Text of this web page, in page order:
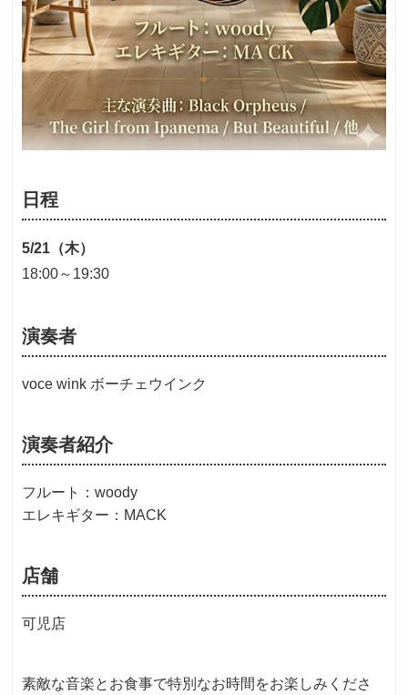
日程
5/21（木）
18:00～19:30
演奏者
voce wink ボーチェウインク
演奏者紹介
フルート：woody
エレキギター：MACK
店舗
可児店
素敵な音楽とお食事で特別なお時間をお楽しみくださ